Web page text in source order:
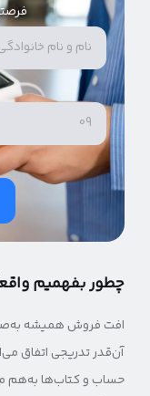
چطور بفهمیم
افت فروش همیشه
آن‌قدر تدریجی اتفاق
حساب و کتاب‌ها به‌هم